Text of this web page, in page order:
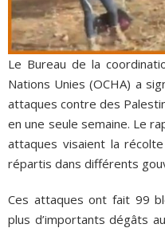
Le Bureau de la
Nations Unies (OCHA) a
attaques contre des
en une seule semaine. Le
attaques visaient la
répartis dans différents
Ces attaques ont fait 99
plus d’importants dégâts